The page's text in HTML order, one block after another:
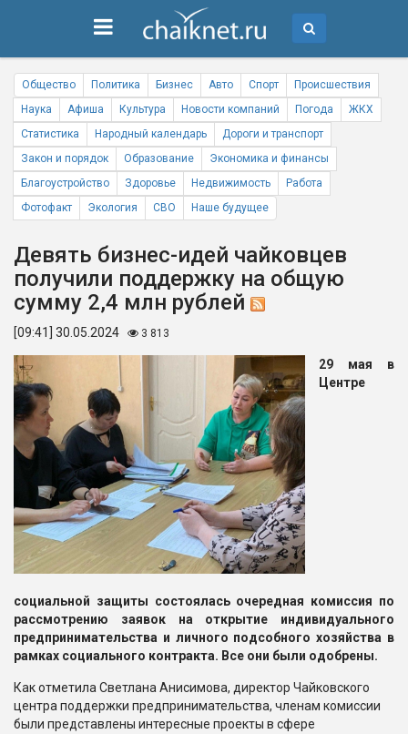
Общество Политика Бизнес Авто Спорт
Происшествия
Наука
Афиша Культура Новости компаний Погода
ЖКХ
Статистика
Народный календарь
Дороги и транспорт
Закон и порядок
Образование
Экономика и финансы
Благоустройство
Здоровье Недвижимость
Работа
Фотофакт
Экология СВО Наше будущее
Девять бизнес-идей чайковцев
получили поддержку на общую
сумму 2,4 млн рублей
[09:41] 30.05.2024 3 813
29 мая в
Центре
социальной защиты состоялась очередная комиссия по
рассмотрению заявок на открытие индивидуального
предпринимательства и личного подсобного хозяйства в
рамках социального контракта. Все они были одобрены.
Как отметила Светлана Анисимова, директор Чайковского
центра поддержки предпринимательства, членам комиссии
были представлены интересные проекты в сфере